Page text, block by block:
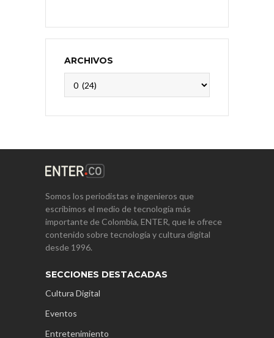
ARCHIVOS
Somos los periodistas e ingenieros que
escribimos el medio de tecnología más
importante de Colombia, ENTER, que le ofrece
contenido sobre tecnología y cultura digital
desde 1996.
SECCIONES DESTACADAS
Cultura Digital
Eventos
Entretenimiento